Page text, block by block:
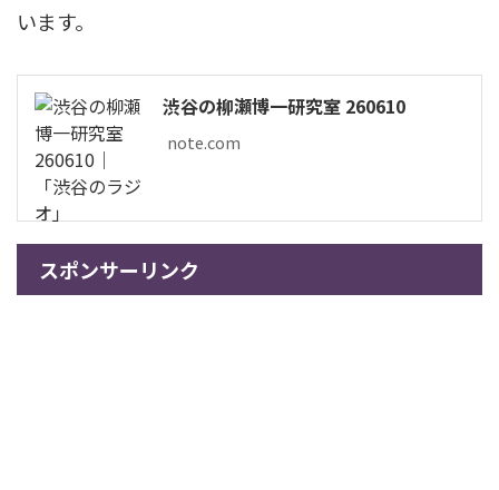
います。
渋谷の柳瀬博一研究室 260610
note.com
スポンサーリンク